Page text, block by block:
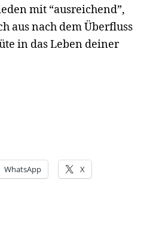
mit “ausreichend”,
aus nach dem Überfluss
in das Leben deiner
WhatsApp X